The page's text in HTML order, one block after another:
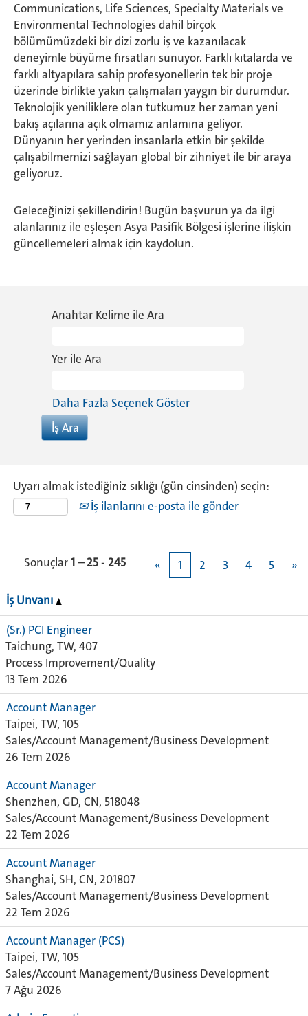
Communications, Life Sciences, Specialty Materials ve
Environmental Technologies dahil birçok
bölümümüzdeki bir dizi zorlu iş ve kazanılacak
deneyimle büyüme fırsatları sunuyor. Farklı kıtalarda ve
farklı altyapılara sahip profesyonellerin tek bir proje
üzerinde birlikte yakın çalışmaları yaygın bir durumdur.
Teknolojik yeniliklere olan tutkumuz her zaman yeni
bakış açılarına açık olmamız anlamına geliyor.
Dünyanın her yerinden insanlarla etkin bir şekilde
çalışabilmemizi sağlayan global bir zihniyet ile bir araya
geliyoruz.
Geleceğinizi şekillendirin! Bugün başvurun ya da ilgi
alanlarınız ile eşleşen Asya Pasifik Bölgesi işlerine ilişkin
güncellemeleri almak için kaydolun.
Anahtar Kelime ile Ara
Yer ile Ara
Daha Fazla Seçenek Göster
Uyarı almak istediğiniz sıklığı (gün cinsinden) seçin:
İş ilanlarını e-posta ile gönder
Sonuçlar1 – 25- 245 « 1 2 3 4 5 »
İş Unvanı
(Sr.) PCI Engineer
Taichung, TW, 407
Process Improvement/Quality
13 Tem 2026
Account Manager
Taipei, TW, 105
Sales/Account Management/Business Development
26 Tem 2026
Account Manager
Shenzhen, GD, CN, 518048
Sales/Account Management/Business Development
22 Tem 2026
Account Manager
Shanghai, SH, CN, 201807
Sales/Account Management/Business Development
22 Tem 2026
Account Manager (PCS)
Taipei, TW, 105
Sales/Account Management/Business Development
7 Ağu 2026